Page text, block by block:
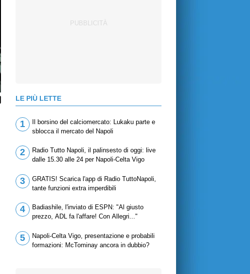
LE PIÙ LETTE
1
Il borsino del calciomercato: Lukaku parte e
sblocca il mercato del Napoli
2
Radio Tutto Napoli, il palinsesto di oggi: live
dalle 15.30 alle 24 per Napoli-Celta Vigo
3
GRATIS! Scarica l'app di Radio TuttoNapoli,
tante funzioni extra imperdibili
4
Badiashile, l'inviato di ESPN: "Al giusto
prezzo, ADL fa l'affare! Con Allegri..."
5
Napoli-Celta Vigo, presentazione e probabili
formazioni: McTominay ancora in dubbio?